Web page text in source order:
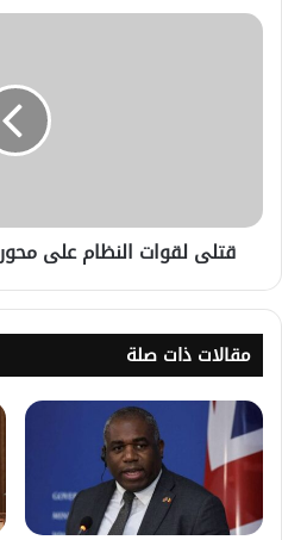
قتلى لقوات النظام على
مقالات ذات صلة